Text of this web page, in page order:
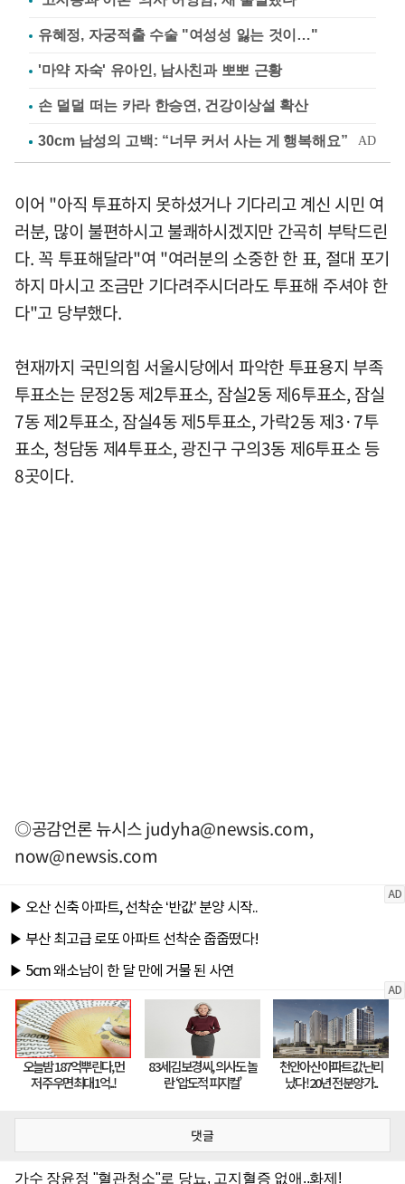
유혜정, 자궁적출 수술 "여성성 잃는 것이…"
'마약 자숙' 유아인, 남사친과 뽀뽀 근황
손 덜덜 떠는 카라 한승연, 건강이상설 확산
이어 "아직 투표하지 못하셨거나 기다리고 계신 시민 여
러분, 많이 불편하시고 불쾌하시겠지만 간곡히 부탁드린
다. 꼭 투표해달라"여 "여러분의 소중한 한 표, 절대 포기
하지 마시고 조금만 기다려주시더라도 투표해 주셔야 한
다"고 당부했다.
현재까지 국민의힘 서울시당에서 파악한 투표용지 부족
투표소는 문정2동 제2투표소, 잠실2동 제6투표소, 잠실
7동 제2투표소, 잠실4동 제5투표소, 가락2동 제3·7투
표소, 청담동 제4투표소, 광진구 구의3동 제6투표소 등
8곳이다.
◎공감언론 뉴시스judyha@newsis.com,
now@newsis.com
댓글